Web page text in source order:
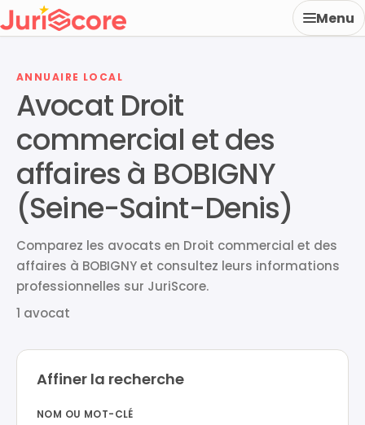
Menu
ANNUAIRE LOCAL
Avocat Droit
commercial et des
affaires à BOBIGNY
(Seine-Saint-Denis)
Comparez les avocats en Droit commercial et des
affaires à BOBIGNY et consultez leurs informations
professionnelles sur JuriScore.
1 avocat
Affiner la recherche
NOM OU MOT-CLÉ